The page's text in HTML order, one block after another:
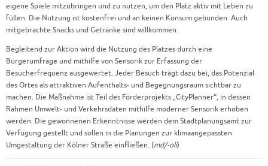
eigene Spiele mitzubringen und zu nutzen, um den Platz aktiv mit Leben zu
füllen. Die Nutzung ist kostenfrei und an keinen Konsum gebunden. Auch
mitgebrachte Snacks und Getränke sind willkommen.
Begleitend zur Aktion wird die Nutzung des Platzes durch eine
Bürgerumfrage und mithilfe von Sensorik zur Erfassung der
Besucherfrequenz ausgewertet. Jeder Besuch trägt dazu bei, das Potenzial
des Ortes als attraktiven Aufenthalts- und Begegnungsraum sichtbar zu
machen. Die Maßnahme ist Teil des Förderprojekts „CityPlanner“, in dessen
Rahmen Umwelt- und Verkehrsdaten mithilfe moderner Sensorik erhoben
werden. Die gewonnenen Erkenntnisse werden dem Stadtplanungsamt zur
Verfügung gestellt und sollen in die Planungen zur klimaangepassten
Umgestaltung der Kölner Straße einfließen. (md/-oli)